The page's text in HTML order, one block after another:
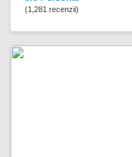
(1,281 recenzii)